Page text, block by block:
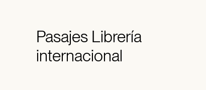
PasajesLibrería
internacional